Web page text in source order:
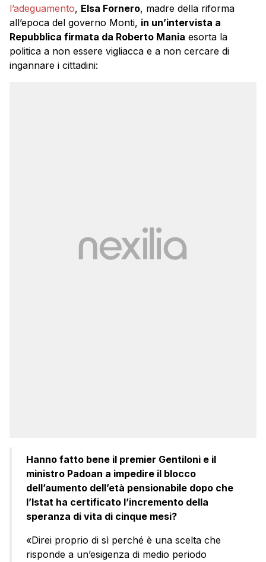
l’adeguamento, Elsa Fornero, madre della riforma
all’epoca del governo Monti, in un’intervista a
Repubblica firmata da Roberto Mania esorta la
politica a non essere vigliacca e a non cercare di
ingannare i cittadini:
Hanno fatto bene il premier Gentiloni e il
ministro Padoan a impedire il blocco
dell’aumento dell’età pensionabile dopo che
l’Istat ha certificato l’incremento della
speranza di vita di cinque mesi?
«Direi proprio di sì perché è una scelta che
risponde a un’esigenza di medio periodo